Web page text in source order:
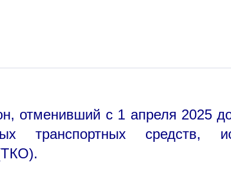
отменивший с 1 апреля 2025
транспортных средств,